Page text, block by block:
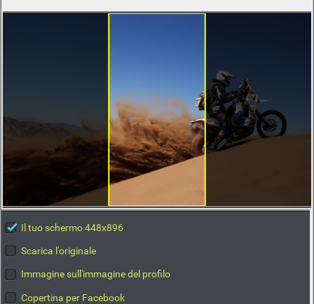
Il tuo schermo 448x896
Scarica l'originale
Immagine sull'immagine del profilo
Copertina per Facebook